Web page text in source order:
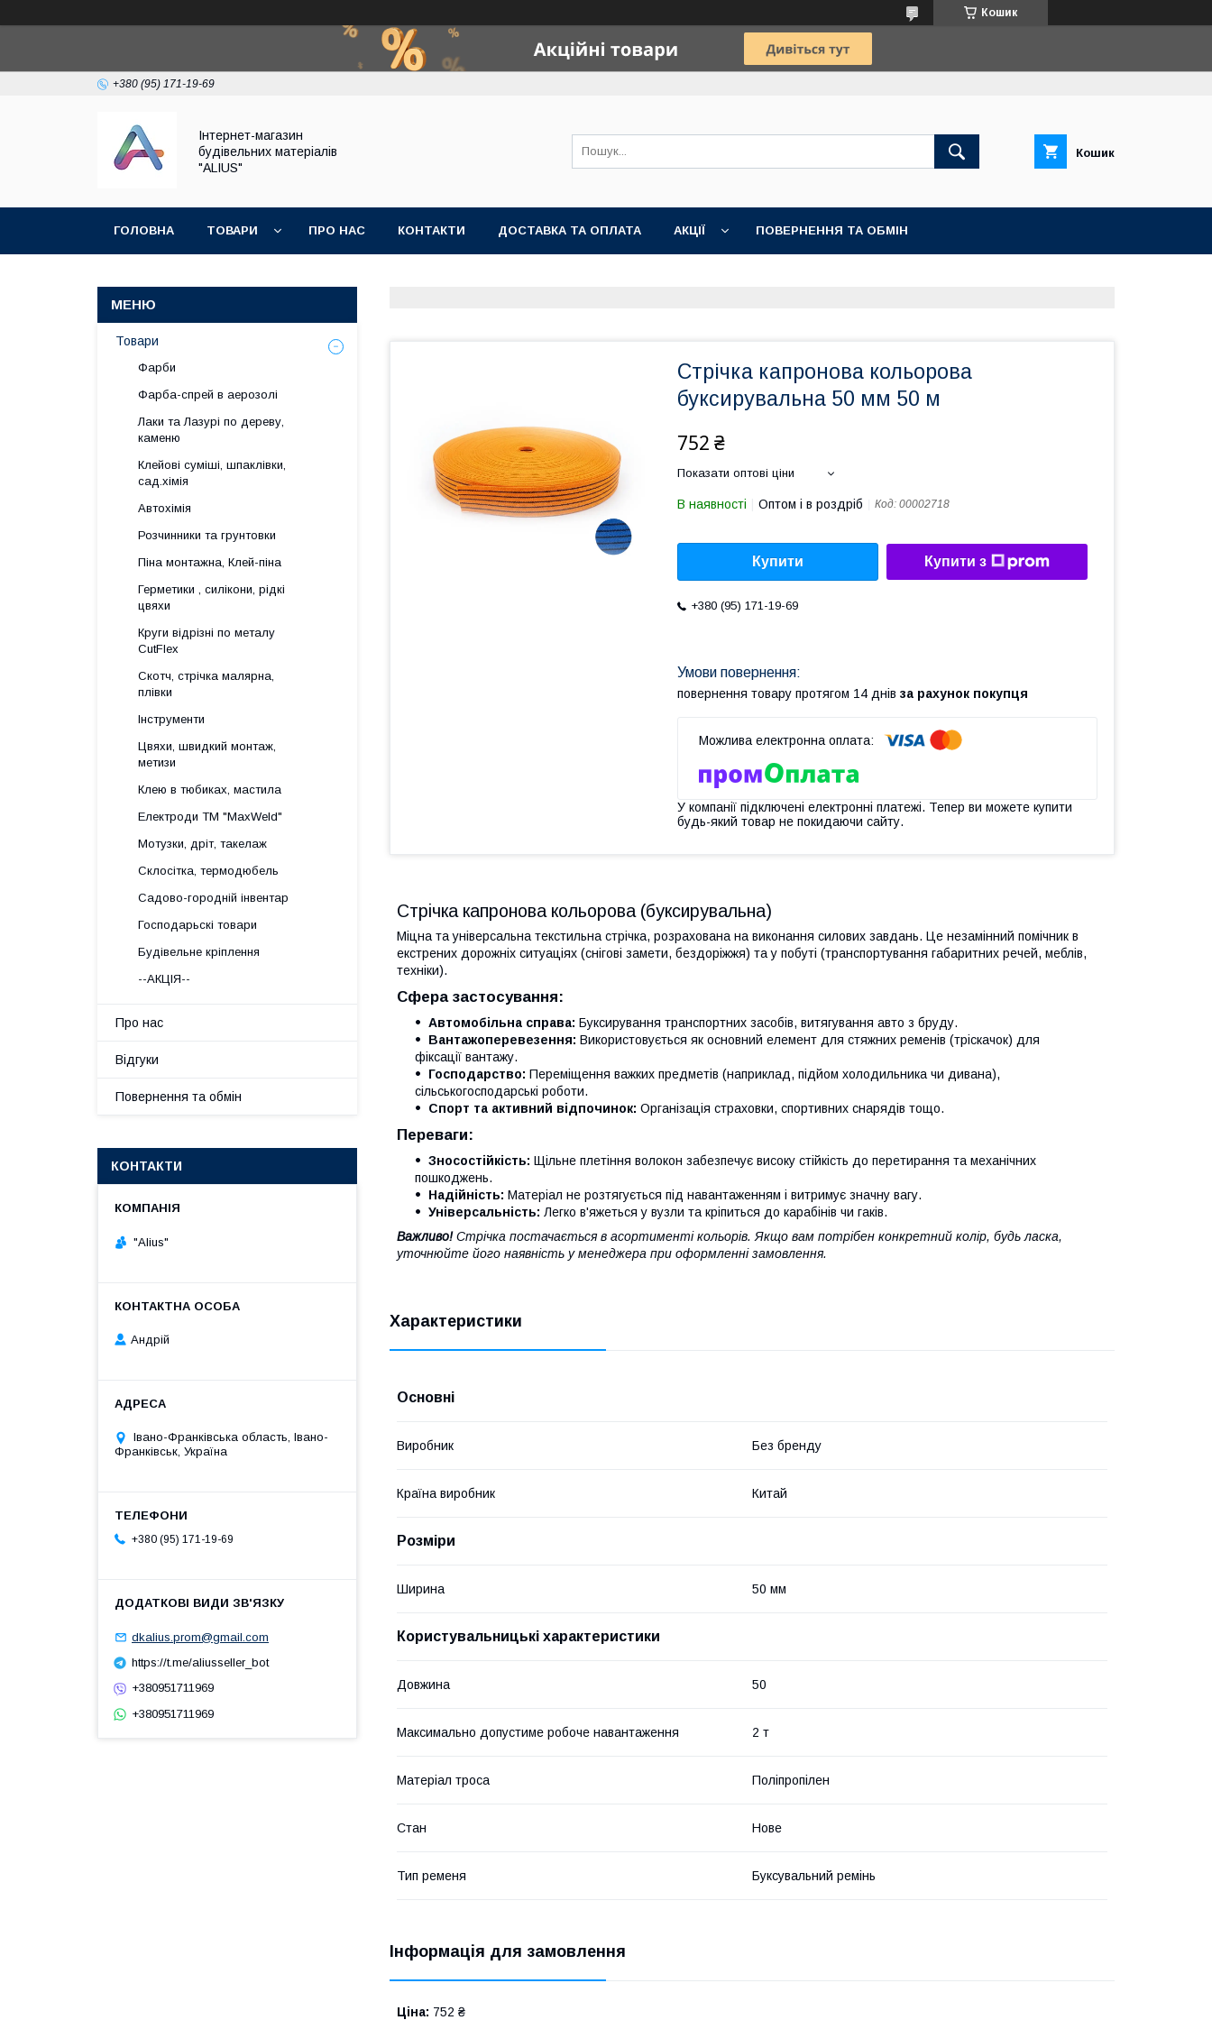
Кошик
+380 (95) 171-19-69
Інтернет-магазин
будівельних матеріалів
"ALIUS"
Кошик
ГОЛОВНА ТОВАРИ ПРО НАС КОНТАКТИ ДОСТАВКА ТА ОПЛАТА АКЦІЇ ПОВЕРНЕННЯ ТА ОБМІН
Стрічка капронова кольорова
буксирувальна 50 мм 50 м
752 ₴
Показати оптові ціни
В наявності Оптом і в роздріб Код: 00002718
Купити Купити з
+380 (95) 171-19-69
повернення товару протягом 14 днів за рахунок покупця
У компанії підключені електронні платежі. Тепер ви можете купити
будь-який товар не покидаючи сайту.
Стрічка капронова кольорова (буксирувальна)
Міцна та універсальна текстильна стрічка, розрахована на виконання силових завдань. Це незамінний помічник в
екстрених дорожніх ситуаціях (снігові замети, бездоріжжя) та у побуті (транспортування габаритних речей, меблів,
техніки).
Сфера застосування:
Автомобільна справа: Буксирування транспортних засобів, витягування авто з бруду.
Вантажоперевезення: Використовується як основний елемент для стяжних ременів (тріскачок) для
фіксації вантажу.
Господарство: Переміщення важких предметів (наприклад, підйом холодильника чи дивана),
сільськогосподарські роботи.
Спорт та активний відпочинок: Організація страховки, спортивних снарядів тощо.
Переваги:
Зносостійкість: Щільне плетіння волокон забезпечує високу стійкість до перетирання та механічних
пошкоджень.
Надійність: Матеріал не розтягується під навантаженням і витримує значну вагу.
Універсальність: Легко в'яжеться у вузли та кріпиться до карабінів чи гаків.
Важливо!Стрічка постачається в асортименті кольорів. Якщо вам потрібен конкретний колір, будь ласка,
уточнюйте його наявність у менеджера при оформленні замовлення.
Характеристики
Основні
Виробник Без бренду
Країна виробник Китай
Розміри
Ширина 50 мм
Користувальницькі характеристики
Довжина 50
Максимально допустиме робоче навантаження 2 т
Матеріал троса Поліпропілен
Стан Нове
Тип ременя Буксувальний ремінь
Інформація для замовлення
Ціна: 752 ₴
Товари
Фарби
Фарба-спрей в аерозолі
Лаки та Лазурі по дереву,
каменю
Клейові суміші, шпаклівки,
сад.хімія
Автохімія
Розчинники та грунтовки
Піна монтажна, Клей-піна
Герметики , силікони, рідкі
цвяхи
Круги відрізні по металу
CutFlex
Скотч, стрічка малярна,
плівки
Інструменти
Цвяхи, швидкий монтаж,
метизи
Клею в тюбиках, мастила
Електроди ТМ "MaxWeld"
Мотузки, дріт, такелаж
Склосітка, термодюбель
Садово-городній інвентар
Господарьскі товари
Будівельне кріплення
--АКЦІЯ--
Про нас
Відгуки
Повернення та обмін
КОНТАКТИ
"Alius"
Андрій
Івано-Франківська область, Івано-
Франківськ, Україна
+380 (95) 171-19-69
dkalius.prom@gmail.com
https://t.me/aliusseller_bot
+380951711969
+380951711969